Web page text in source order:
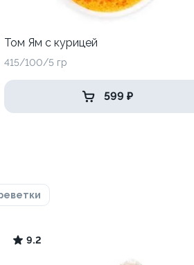
Том Ям с курицей
415/100/5 гр
599 ₽
9.2